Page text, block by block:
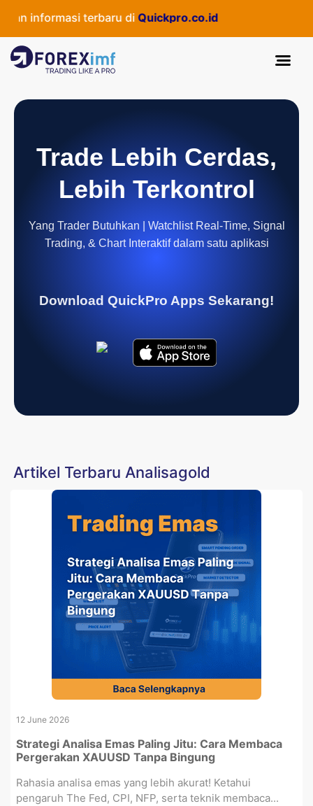
informasi terbaru di Quickpro.co.id
Trade Lebih Cerdas,
Lebih Terkontrol
Yang Trader Butuhkan | Watchlist Real-Time, Signal
Trading, & Chart Interaktif dalam satu aplikasi
Download QuickPro Apps Sekarang!
Artikel Terbaru Analisagold
12 June 2026
Strategi Analisa Emas Paling Jitu: Cara Membaca
Pergerakan XAUUSD Tanpa Bingung
Rahasia analisa emas yang lebih akurat! Ketahui
pengaruh The Fed, CPI, NFP, serta teknik membaca...